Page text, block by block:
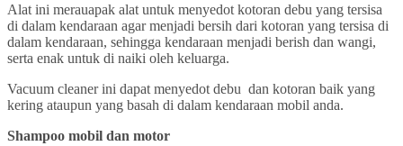
Alat ini merauapak alat untuk menyedot kotoran debu yang tersisa
di dalam kendaraan agar menjadi bersih dari kotoran yang tersisa di
dalam kendaraan, sehingga kendaraan menjadi berish dan wangi,
serta enak untuk di naiki oleh keluarga.
Vacuum cleaner ini dapat menyedot debu dan kotoran baik yang
kering ataupun yang basah di dalam kendaraan mobil anda.
Shampoo mobil dan motor